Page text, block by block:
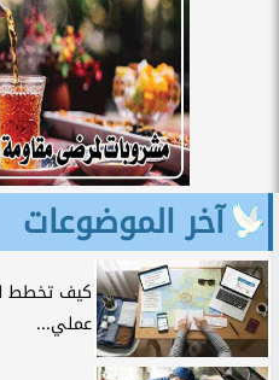
آخر الموضوعات
كيف تخطط
عملي...